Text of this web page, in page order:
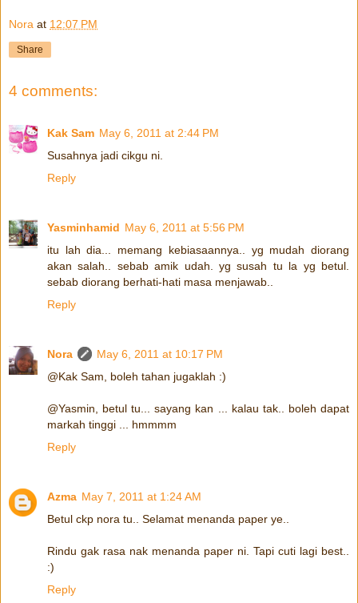
Nora at 12:07 PM
Share
4 comments:
Kak Sam May 6, 2011 at 2:44 PM
Susahnya jadi cikgu ni.
Reply
Yasminhamid May 6, 2011 at 5:56 PM
itu lah dia... memang kebiasaannya.. yg mudah diorang
akan salah.. sebab amik udah. yg susah tu la yg betul.
sebab diorang berhati-hati masa menjawab..
Reply
Nora
May 6, 2011 at 10:17 PM
@Kak Sam, boleh tahan jugaklah :)
@Yasmin, betul tu... sayang kan ... kalau tak.. boleh dapat
markah tinggi ... hmmmm
Reply
Azma May 7, 2011 at 1:24 AM
Betul ckp nora tu.. Selamat menanda paper ye..
Rindu gak rasa nak menanda paper ni. Tapi cuti lagi best..
:)
Reply